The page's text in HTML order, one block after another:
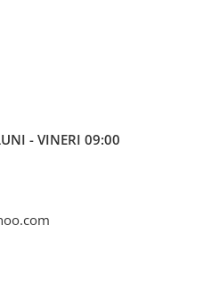
- VINERI 09:00